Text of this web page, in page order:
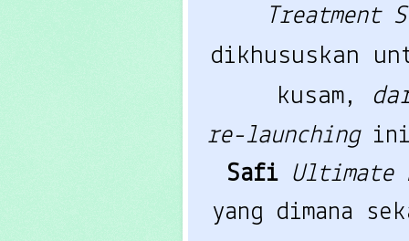
Treatment
dikhususkan
kusam,
re-launching ini
Safi
yang dimana